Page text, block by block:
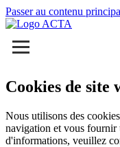
Passer au contenu
Cookies de site
Nous utilisons des
navigation et vous fournir
d'informations, veuillez